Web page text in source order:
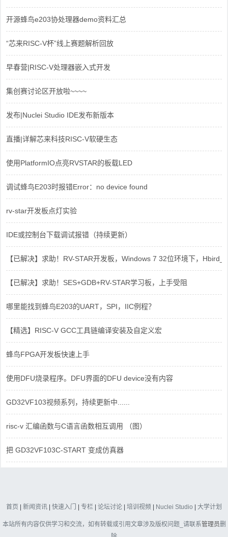
开源蜂鸟e203协处理器demo资料汇总
“芯来RISC-V杯”线上赛题解析回放
早春营|RISC-V处理器嵌入式开发
集创赛讨论区开放啦~~~~
发布|Nuclei Studio IDE发布新版本
直播|详解芯来科技RISC-V软硬生态
使用PlatformIO点亮RVSTAR的板载LED
调试蜂鸟E203时报错Error：no device found
rv-star开发板点灯实验
IDE或控制台下载调试报错（持续更新）
【已解决】求助！RV-STAR开发板，Windows 7 32位环境下，
【已解决】求助！SES+GDB+RV-STAR学习板，上手受阻
哪里能找到蜂鸟E203的UART，SPI，IIC例程？
【精选】RISC-V GCC工具链编译安装及自定义宏
蜂鸟FPGA开发板快速上手
使用DFU烧录程序。DFU界面的DFU device没有内容
GD32VF103视频系列，持续更新中......
risc-v 汇编函数与C语言函数相互调用 （图）
把 GD32VF103C-START 变成仿真器
首页 | 新闻资讯 | 快速入门 | 专栏 | 论坛讨论 | 培训视频 | Nuclei Studio | 大学计划
本站所有内容仅供学习和交流，如有转载或引用文章涉及版权问题_请联系管理员删